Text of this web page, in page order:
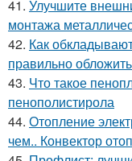
41. Улучшите
монтажа
42. Как
правильно
43. Что такое
пенополистирола
44. Отопление
чем.. Конвектор